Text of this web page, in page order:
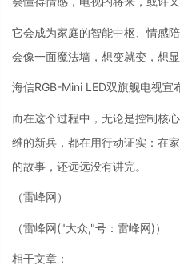
它会成为家庭的智能中枢、情感
会像一面魔法墙，想变就变，想显
海信RGB-Mini LED双旗舰电视
而在这个过程中，无论是控制核
维的新兵，都在用行动证实：在
的故事，还远远没有讲完。
（雷峰网）
（雷峰网("大众,"号：雷峰网)）
相干文章：